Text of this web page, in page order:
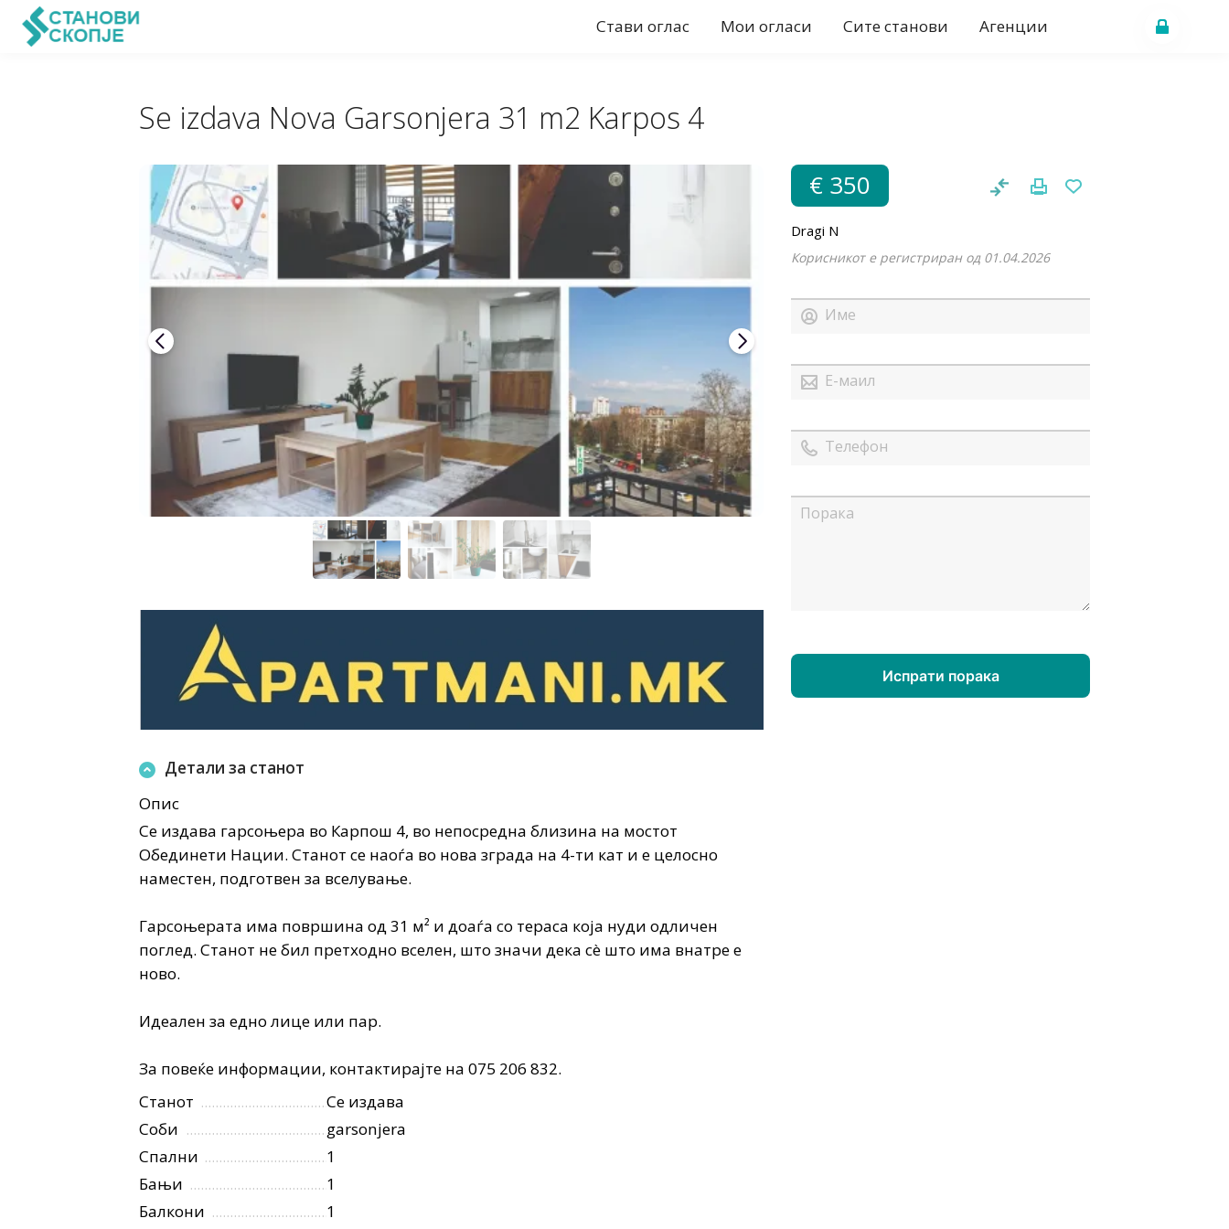
Стави оглас Мои огласи Сите станови Агенции
Se izdava Nova Garsonjera 31 m2 Karpos 4
Детали за станот
Опис
Се издава гарсоњера во Карпош 4, во непосредна близина на мостот
Обединети Нации. Станот се наоѓа во нова зграда на 4-ти кат и е целосно
наместен, подготвен за вселување.
Гарсоњерата има површина од 31 м² и доаѓа со тераса која нуди одличен
поглед. Станот не бил претходно вселен, што значи дека сè што има внатре е
ново.
Идеален за едно лице или пар.
За повеќе информации, контактирајте на 075 206 832.
Станот
Се издава
Соби
garsonjera
Спални
1
Бањи
1
Балкони
1
€ 350
Dragi N
Корисникот е регистриран од 01.04.2026